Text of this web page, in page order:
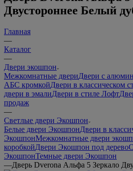
Двустороннее Белый
Главная
—
Каталог
—
Двери экошпон
Межкомнатные двериДвери с
АБС кромкойДвери в классическом
двери в эмалиДвери в стиле Лофт
продаж
—
Светлые двери Экошпон
Белые двери ЭкошпонДвери в
ЭкошпонМежкомнатные двери
коробкойДвери Экошпон под дерево
ЭкошпонТемные двери Экошпон
—Дверь Dverona Альфа 5 Зеркало